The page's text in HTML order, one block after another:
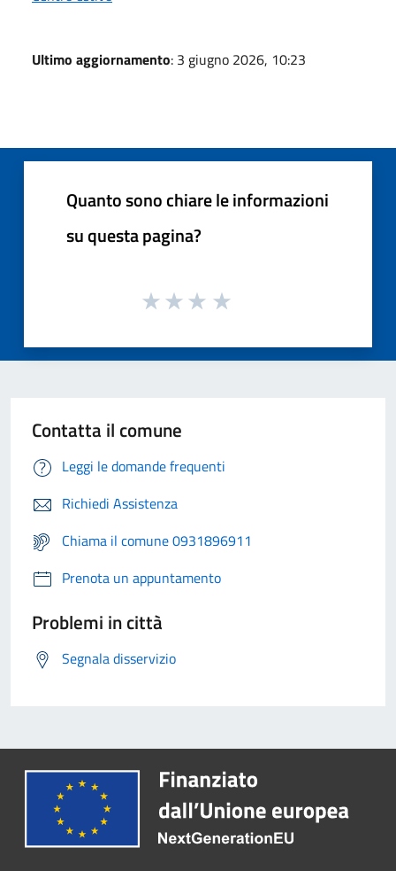
Ultimo aggiornamento: 3 giugno 2026, 10:23
Quanto sono chiare le informazioni
su questa pagina?
Contatta il comune
Leggi le domande frequenti
Richiedi Assistenza
Chiama il comune 0931896911
Prenota un appuntamento
Problemi in città
Segnala disservizio